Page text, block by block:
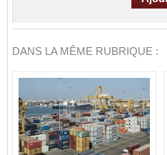
DANS LA MÊME RUBRIQUE :